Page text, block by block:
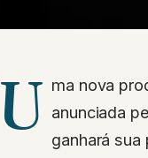
U ma nova
anunciada
ganhará sua